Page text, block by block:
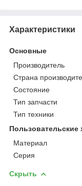
Характеристики
Основные
Производитель
Страна
Состояние
Тип запчасти
Тип техники
Пользовательские
Материал
Серия
Скрыть